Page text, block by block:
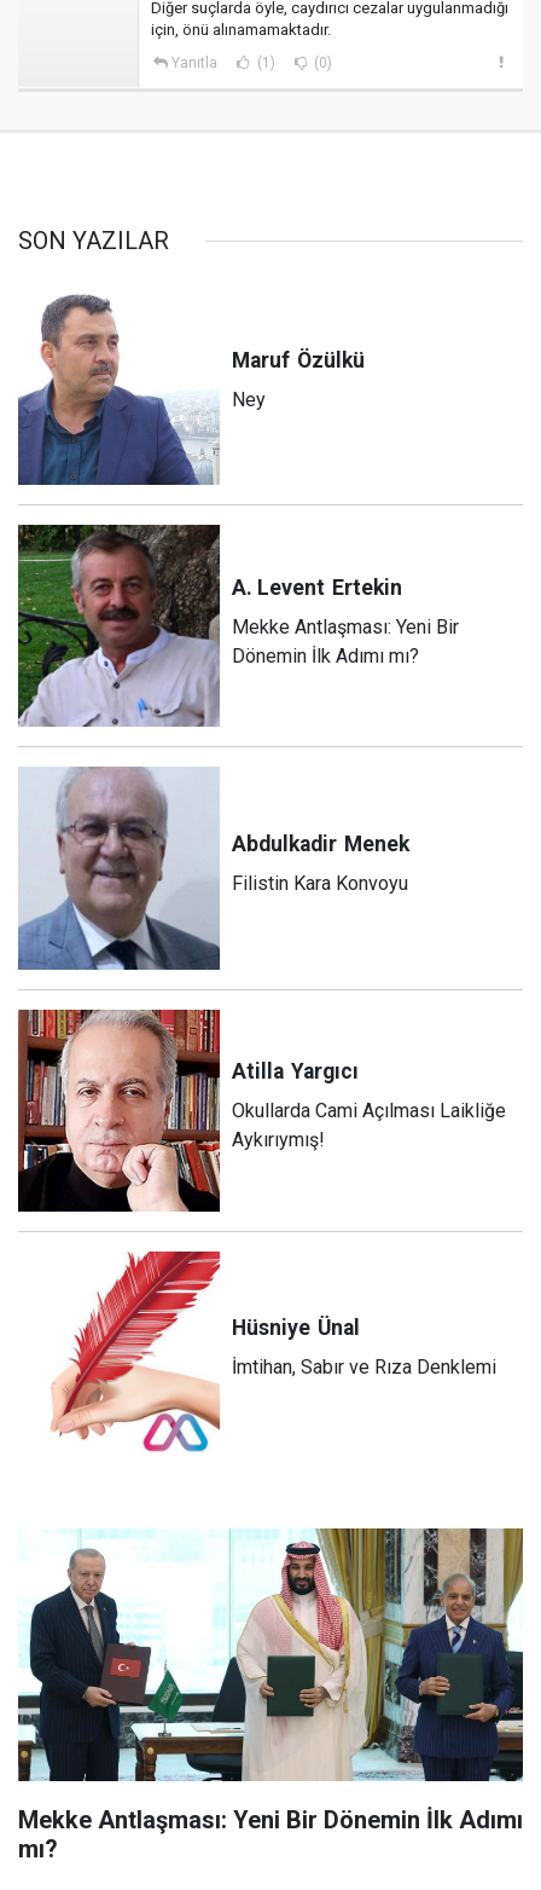
Diğer suçlarda öyle, caydırıcı cezalar uygulanmadığı
için, önü alınamamaktadır.
Yanıtla (1) (0)
SON YAZILAR
Maruf Özülkü
Ney
A. Levent Ertekin
Mekke Antlaşması: Yeni Bir
Dönemin İlk Adımı mı?
Abdulkadir Menek
Filistin Kara Konvoyu
Atilla Yargıcı
Okullarda Cami Açılması Laikliğe
Aykırıymış!
Hüsniye Ünal
İmtihan, Sabır ve Rıza Denklemi
Mekke Antlaşması: Yeni Bir Dönemin İlk Adımı
mı?